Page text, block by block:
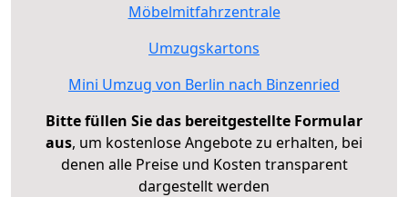
Möbelmitfahrzentrale
Umzugskartons
Mini Umzug von Berlin nach Binzenried
Bitte füllen Sie das bereitgestellte Formular
aus, um kostenlose Angebote zu erhalten, bei
denen alle Preise und Kosten transparent
dargestellt werden